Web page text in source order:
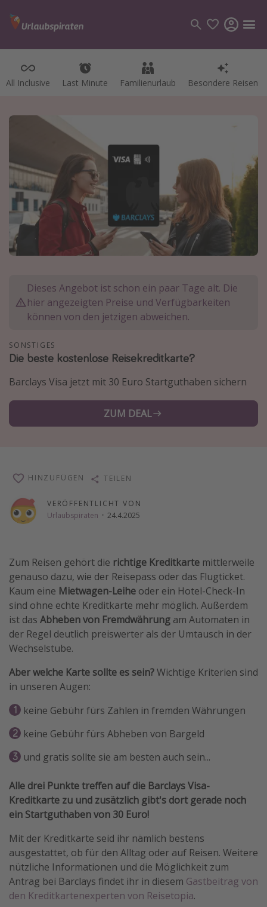
All Inclusive Last Minute Familienurlaub Besondere Reisen
Kategorien
Kreuzfahrten
Reiseziele
Alle Reiseziele
Bodensee Urlaub
Normandie Urlaub
Goa Urlaub
St. Lucia Urlaub
Kefalonia Urlaub
Krabi Urlaub
Tulum Urlaub
Sri Lanka Rundreise
Alle Reisethemen
Disneyland Paris
Singlereisen
Strandurlaub
Gruppenreisen
Hotels in Hamburg
Hotels in Amsterdam
Hotels am Achensee
Familienurlaub in der Türkei
Rundreisen in Thailand
Bahnreisen in der Schweiz
Reisepassfreie Reiseziele
Travel Know How
Silvesterreisen
Last Minute Urlaub Mallorca
Last Minute Urlaub Deutschland
Dieses Angebot ist schon ein paar Tage alt. Die
hier angezeigten Preise und Verfügbarkeiten
können von den jetzigen abweichen.
SONSTIGES
Die beste kostenlose Reisekreditkarte?
Barclays Visa jetzt mit 30 Euro Startguthaben sichern
ZUM DEAL
VERÖFFENTLICHT VON
Urlaubspiraten · 24.4.2025
HINZUFÜGEN TEILEN
Zum Reisen gehört die richtige Kreditkarte mittlerweile
genauso dazu, wie der Reisepass oder das Flugticket.
Kaum eine Mietwagen-Leihe oder ein Hotel-Check-In
sind ohne echte Kreditkarte mehr möglich. Außerdem
ist das Abheben von Fremdwährung am Automaten in
der Regel deutlich preiswerter als der Umtausch in der
Wechselstube.
Aber welche Karte sollte es sein?Wichtige Kriterien sind
in unseren Augen:
keine Gebühr fürs Zahlen in fremden Währungen
keine Gebühr fürs Abheben von Bargeld
und gratis sollte sie am besten auch sein...
Alle drei Punkte treffen auf die Barclays Visa-
Kreditkarte zu und zusätzlich gibt's dort gerade noch
ein Startguthaben von 30 Euro!
Mit der Kreditkarte seid ihr nämlich bestens
ausgestattet, ob für den Alltag oder auf Reisen. Weitere
nützliche Informationen und die Möglichkeit zum
Antrag bei Barclays findet ihr in diesem Gastbeitrag von
den Kreditkartenexperten von Reisetopia.